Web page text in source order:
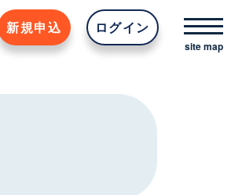
新規申込 ログイン